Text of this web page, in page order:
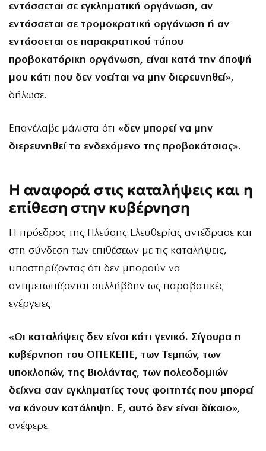
εντάσσεται σε εγκληματική οργάνωση, αν
εντάσσεται σε τρομοκρατική οργάνωση ή αν
εντάσσεται σε παρακρατικού τύπου
προβοκατόρικη οργάνωση, είναι κατά την άποψή
μου κάτι που δεν νοείται να μην διερευνηθεί»,
δήλωσε.
Επανέλαβε μάλιστα ότι «δεν μπορεί να μην
διερευνηθεί το ενδεχόμενο της προβοκάτσιας».
Η αναφορά στις καταλήψεις και η
επίθεση στην κυβέρνηση
Η πρόεδρος της Πλεύσης Ελευθερίας αντέδρασε και
στη σύνδεση των επιθέσεων με τις καταλήψεις,
υποστηρίζοντας ότι δεν μπορούν να
αντιμετωπίζονται συλλήβδην ως παραβατικές
ενέργειες.
«Οι καταλήψεις δεν είναι κάτι γενικό. Σίγουρα η
κυβέρνηση του ΟΠΕΚΕΠΕ, των Τεμπών, των
υποκλοπών, της Βιολάντας, των πολεοδομιών
δείχνει σαν εγκληματίες τους φοιτητές που μπορεί
να κάνουν κατάληψη. Ε, αυτό δεν είναι δίκαιο»,
ανέφερε.